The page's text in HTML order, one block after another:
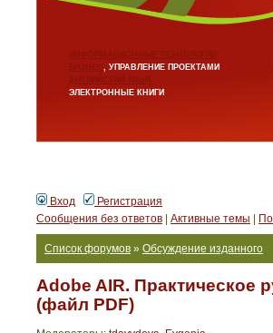
ИНФОРМАЦИОННЫЕ ТЕХНОЛОГИИ
БИЗНЕС, УПРАВЛЕНИЕ ПРОЕКТАМИ
АНГЛИЙСКИЙ ЯЗЫК
ЭЛЕКТРОННЫЕ КНИГИ
Вход
Регистрация
Сообщения без ответов
Активные темы
Список форумов » Обсуждение изданного
Adobe AIR. Практическое
(файл PDF)